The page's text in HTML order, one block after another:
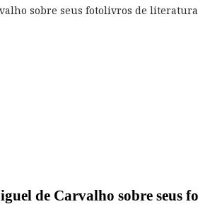
sobre seus fotolivros de literatura